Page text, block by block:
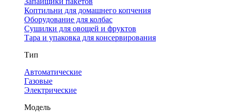
Коптильни для домашнего копчения
Оборудование для колбас
Сушилки для овощей и фруктов
Тара и упаковка для консервирования
Тип
Автоматические
Газовые
Электрические
Модель